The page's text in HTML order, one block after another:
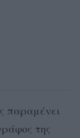
παραμένει
της